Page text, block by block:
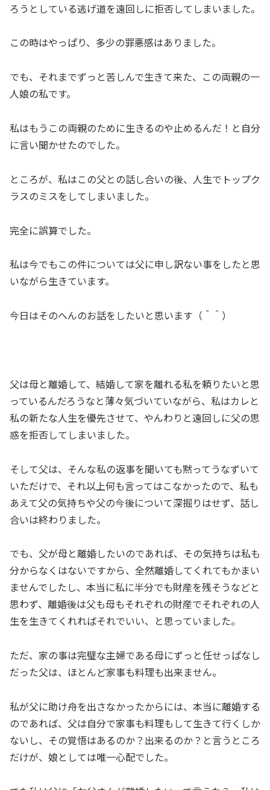
ろうとしている逃げ道を遠回しに拒否してしまいました。
この時はやっぱり、多少の罪悪感はありました。
でも、それまでずっと苦しんで生きて来た、この両親の一
人娘の私です。
私はもうこの両親のために生きるのや止めるんだ！と自分
に言い聞かせたのでした。
ところが、私はこの父との話し合いの後、人生でトップク
ラスのミスをしてしまいました。
完全に誤算でした。
私は今でもこの件については父に申し訳ない事をしたと思
いながら生きています。
今日はそのへんのお話をしたいと思います（＾＾）
父は母と離婚して、結婚して家を離れる私を頼りたいと思
っているんだろうなと薄々気づいていながら、私はカレと
私の新たな人生を優先させて、やんわりと遠回しに父の思
惑を拒否してしまいました。
そして父は、そんな私の返事を聞いても黙ってうなずいて
いただけで、それ以上何も言ってはこなかったので、私も
あえて父の気持ちや父の今後について深掘りはせず、話し
合いは終わりました。
でも、父が母と離婚したいのであれば、その気持ちは私も
分からなくはないですから、全然離婚してくれてもかまい
ませんでしたし、本当に私に半分でも財産を残そうなどと
思わず、離婚後は父も母もそれぞれの財産でそれぞれの人
生を生きてくれればそれでいい、と思っていました。
ただ、家の事は完璧な主婦である母にずっと任せっぱなし
だった父は、ほとんど家事も料理も出来ません。
私が父に助け舟を出さなかったからには、本当に離婚する
のであれば、父は自分で家事も料理もして生きて行くしか
ないし、その覚悟はあるのか？出来るのか？と言うところ
だけが、娘としては唯一心配でした。